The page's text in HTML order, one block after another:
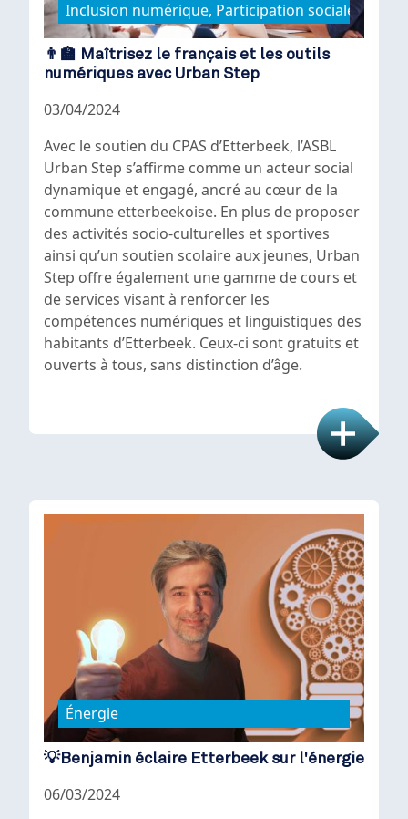
Inclusion numérique, Participation sociale
👨‍🏫 Maîtrisez le français et les outils
numériques avec Urban Step
03/04/2024
Avec le soutien du CPAS d’Etterbeek, l’ASBL
Urban Step s’affirme comme un acteur social
dynamique et engagé, ancré au cœur de la
commune etterbeekoise. En plus de proposer
des activités socio-culturelles et sportives
ainsi qu’un soutien scolaire aux jeunes, Urban
Step offre également une gamme de cours et
de services visant à renforcer les
compétences numériques et linguistiques des
habitants d’Etterbeek. Ceux-ci sont gratuits et
ouverts à tous, sans distinction d’âge.
Énergie
💡Benjamin éclaire Etterbeek sur l'énergie
06/03/2024